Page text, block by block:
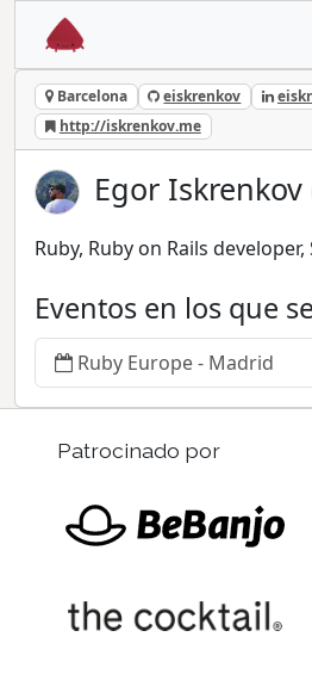
Barcelona eiskrenkov
http://iskrenkov.me
Egor
Ruby, Ruby on Rails
Eventos en los que
Ruby Europe - Madrid
Patrocinado por